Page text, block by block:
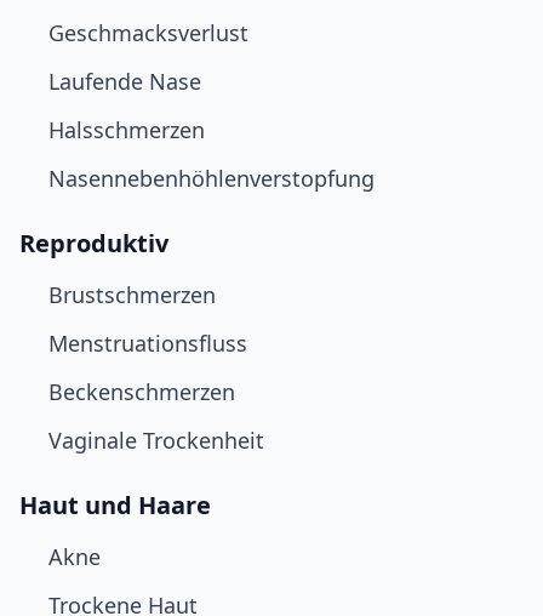
Geschmacksverlust
Laufende Nase
Halsschmerzen
Nasennebenhöhlenverstopfung
Reproduktiv
Brustschmerzen
Menstruationsfluss
Beckenschmerzen
Vaginale Trockenheit
Haut und Haare
Akne
Trockene Haut